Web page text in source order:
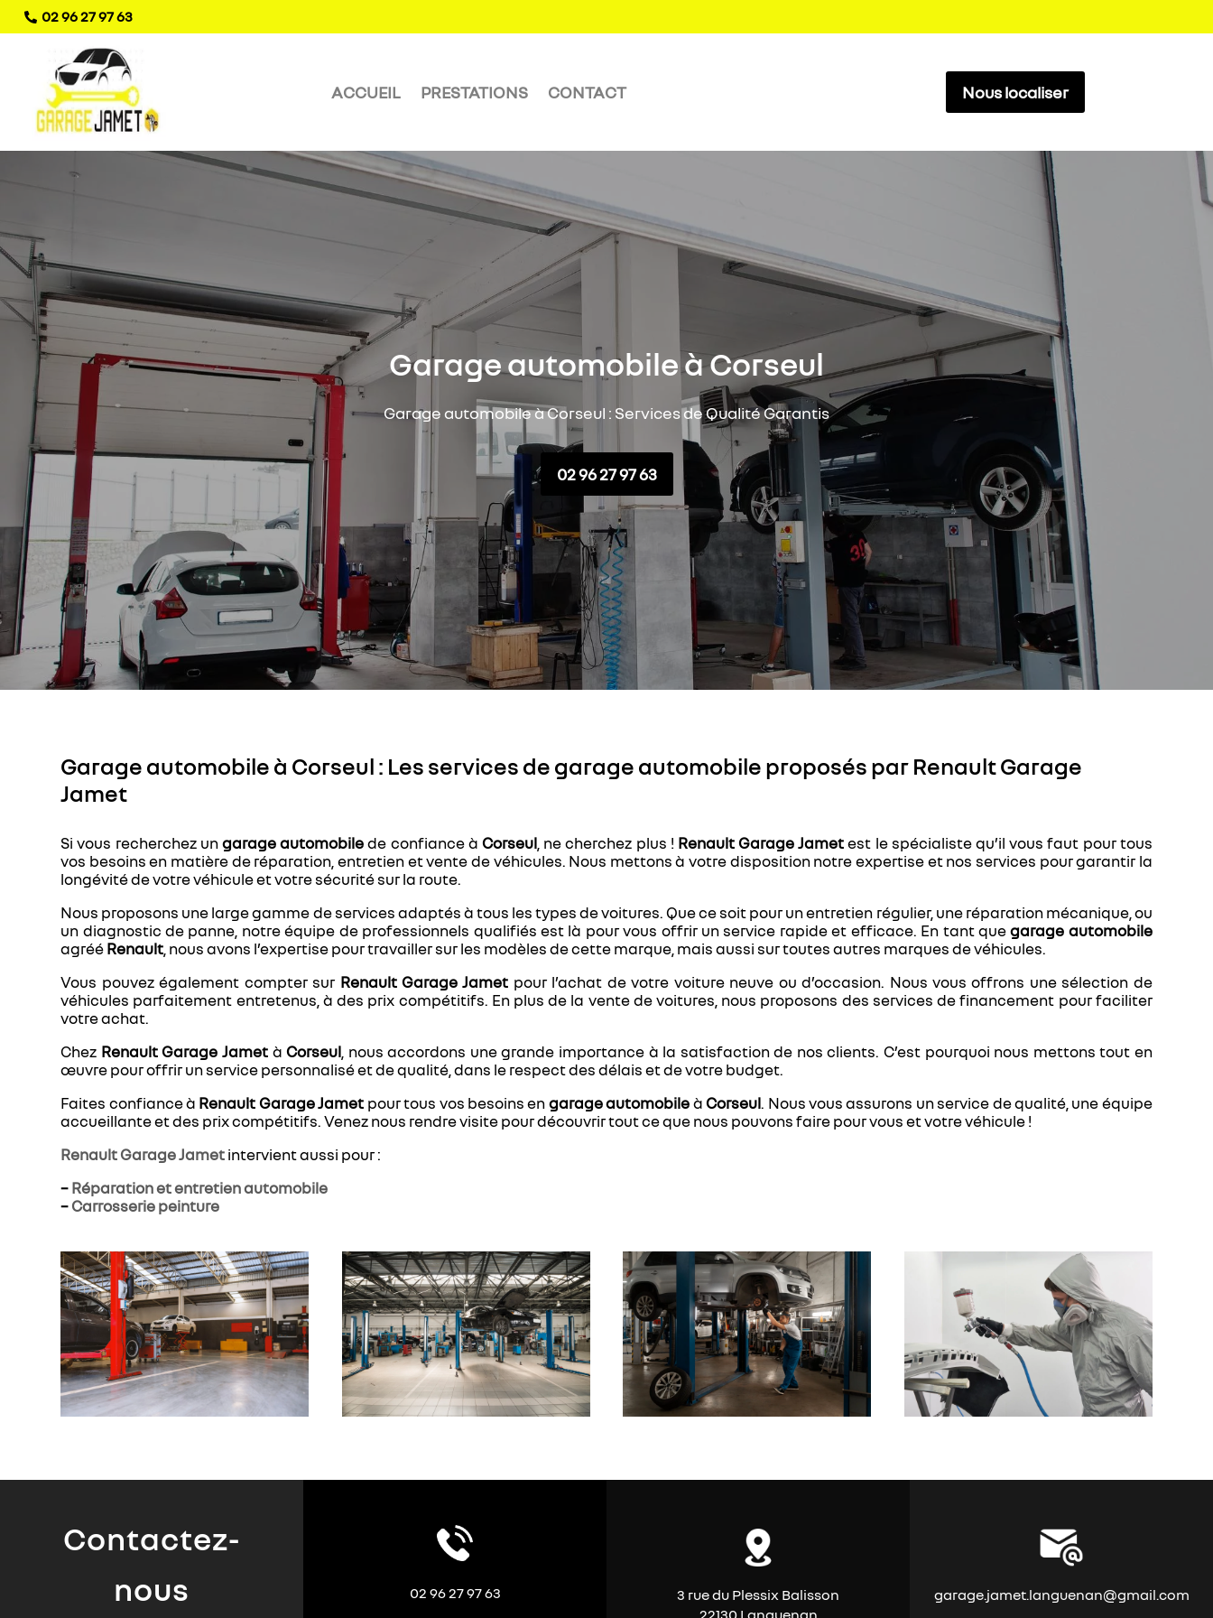
 02 96 27 97 63
ACCUEIL PRESTATIONS CONTACT Nous localiser
Garage automobile à Corseul
Garage automobile à Corseul : Services de Qualité Garantis
02 96 27 97 63
Garage automobile à Corseul: Les services de garage automobile proposés par Renault Garage
Jamet
Si vous recherchez ungarage automobilede confiance à Corseul, ne cherchez plus ! Renault Garage Jametest le spécialiste qu’il vous faut pour tous
vos besoins en matière de réparation, entretien et vente de véhicules. Nous mettons à votre disposition notre expertise et nos services pour garantir la
longévité de votre véhicule et votre sécurité sur la route.
Nous proposons une large gamme de services adaptés à tous les types de voitures. Que ce soit pour un entretien régulier, une réparation mécanique, ou
un diagnostic de panne, notre équipe de professionnels qualifiés est là pour vous offrir un service rapide et efficace. En tant quegarage automobile
agrééRenault , nous avons l’expertise pour travailler sur les modèles de cette marque, mais aussi sur toutes autres marques de véhicules.
Vous pouvez également compter sur Renault Garage Jamet pour l’achat de votre voiture neuve ou d’occasion. Nous vous offrons une sélection de
véhicules parfaitement entretenus, à des prix compétitifs. En plus de la vente de voitures, nous proposons des services de financement pour faciliter
votre achat.
Chez Renault Garage JametàCorseul , nous accordons une grande importance à la satisfaction de nos clients. C’est pourquoi nous mettons tout en
œuvre pour offrir un service personnalisé et de qualité, dans le respect des délais et de votre budget.
Faites confiance à Renault Garage Jamet pour tous vos besoins engarage automobileàCorseul. Nous vous assurons un service de qualité, une équipe
accueillante et des prix compétitifs. Venez nous rendre visite pour découvrir tout ce que nous pouvons faire pour vous et votre véhicule !
Renault Garage Jametintervient aussi pour :
–Réparation et entretien automobile
–Carrosserie peinture
Contactez-
nous
02 96 27 97 63
3 rue du Plessix Balisson
garage.jamet.languenan@gmail.com